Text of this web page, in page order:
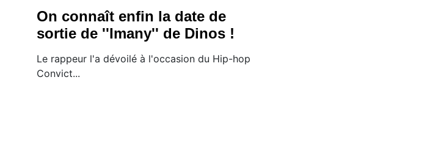
On connaît enfin la date de
sortie de ''Imany'' de Dinos !
Le rappeur l'a dévoilé à l'occasion du Hip-hop
Convict...